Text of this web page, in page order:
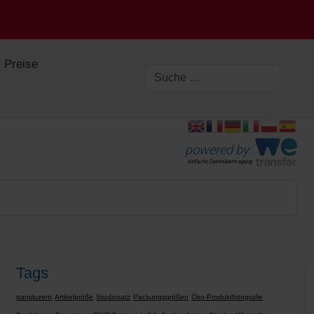
Preise
powered by:
einfache Datenübertragung
Tags
transluzent Artikelgröße Studiosatz Packungsgrößen Öko-Produktfotografie